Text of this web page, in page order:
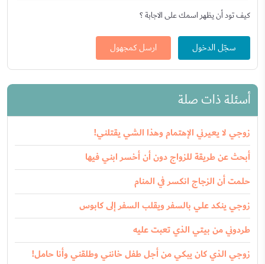
كيف تود أن يظهر اسمك على الاجابة ؟
سجّل الدخول ارسل كمجهول
أسئلة ذات صلة
زوجي لا يعيرني الإهتمام وهذا الشي يقتلني!
أبحث عن طريقة للزواج دون أن أخسر ابني فيها
حلمت أن الزجاج انكسر في المنام
زوجي ينكد علي بالسفر ويقلب السفر إلى كابوس
طردوني من بيتي الذي تعبت عليه
زوجي الذي كان يبكي من أجل طفل خانني وطلقني وأنا حامل!